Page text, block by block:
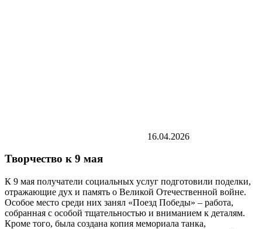
16.04.2026
Творчество к 9 мая
К 9 мая получатели социальных услуг подготовили поделки,
отражающие дух и память о Великой Отечественной войне.
Особое место среди них занял «Поезд Победы» – работа,
собранная с особой тщательностью и вниманием к деталям.
Кроме того, была создана копия мемориала танка,